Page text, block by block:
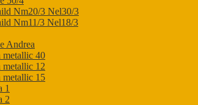
Nm20/3 Nel30/3
Nm11/3 Nel18/3
Andrea
metallic 40
metallic 12
metallic 15
1
2